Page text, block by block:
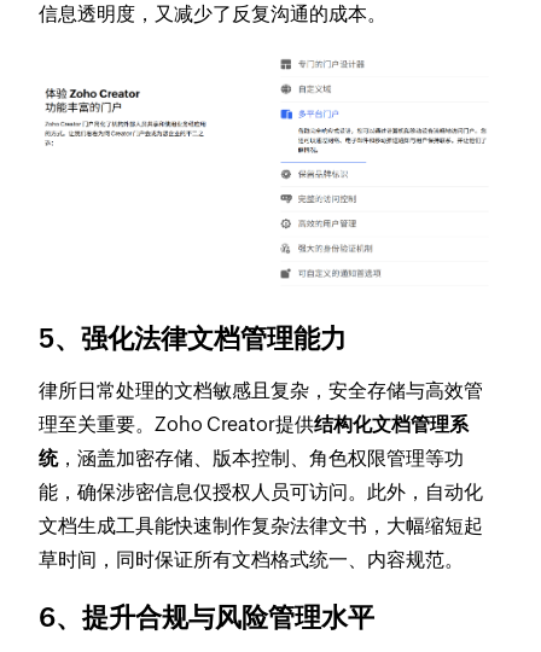
信息透明度，又减少了反复沟通的成本。
5、强化法律文档管理能力
律所日常处理的文档敏感且复杂，安全存储与高效管
理至关重要。Zoho Creator提供结构化文档管理系
统，涵盖加密存储、版本控制、角色权限管理等功
能，确保涉密信息仅授权人员可访问。此外，自动化
文档生成工具能快速制作复杂法律文书，大幅缩短起
草时间，同时保证所有文档格式统一、内容规范。
6、提升合规与风险管理水平